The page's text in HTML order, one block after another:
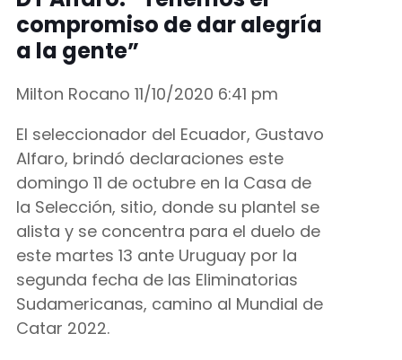
compromiso de dar alegría
a la gente”
Milton Rocano 11/10/2020 6:41 pm
El seleccionador del Ecuador, Gustavo
Alfaro, brindó declaraciones este
domingo 11 de octubre en la Casa de
la Selección, sitio, donde su plantel se
alista y se concentra para el duelo de
este martes 13 ante Uruguay por la
segunda fecha de las Eliminatorias
Sudamericanas, camino al Mundial de
Catar 2022.